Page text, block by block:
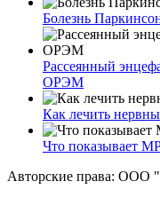
Болезнь
Рассеянный
ОРЭМ
Как лечить
Что показывает
Авторские права: ООО